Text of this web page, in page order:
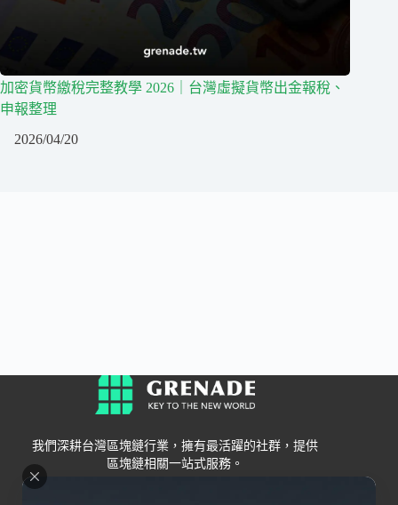
加密貨幣繳稅完整教學 2026｜台灣虛擬貨幣出金報稅、
申報整理
2026/04/20
我們深耕台灣區塊鏈行業，擁有最活躍的社群，提供
區塊鏈相關一站式服務。